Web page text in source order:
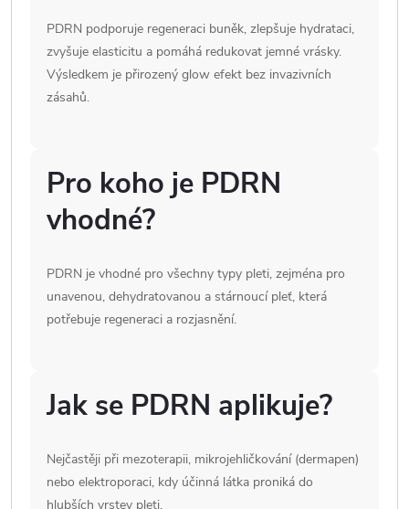
PDRN podporuje regeneraci buněk, zlepšuje hydrataci,
zvyšuje elasticitu a pomáhá redukovat jemné vrásky.
Výsledkem je přirozený glow efekt bez invazivních
zásahů.
Pro koho je PDRN
vhodné?
PDRN je vhodné pro všechny typy pleti, zejména pro
unavenou, dehydratovanou a stárnoucí pleť, která
potřebuje regeneraci a rozjasnění.
Jak se PDRN aplikuje?
Nejčastěji při mezoterapii, mikrojehličkování (dermapen)
nebo elektroporaci, kdy účinná látka proniká do
hlubších vrstev pleti.